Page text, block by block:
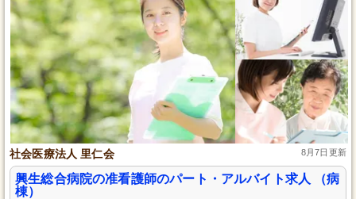
社会医療法人 里仁会 8月7日更新
興生総合病院の准看護師のパート・アルバイト求人 （病
棟）